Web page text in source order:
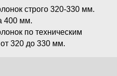
строго 320-330 мм.
400 мм.
по техническим
320 до 330 мм.